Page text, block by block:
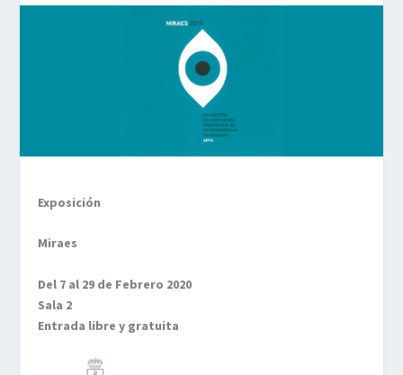
Exposición
Miraes
Del 7 al 29 de Febrero 2020
Sala 2
Entrada libre y gratuita